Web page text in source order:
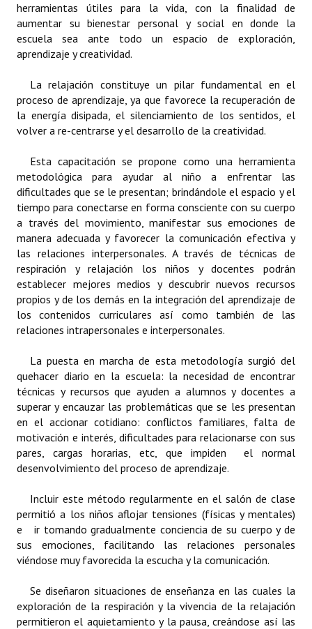
Ejecución Presupuestaria
Actas de Audiencias Públicas
Comunicaciones
Declaraciones
Resoluciones
Resoluciones de Presidencia
INSTITUCIONAL
Antiguos Pobladores
Noticias Destacadas
Registros y Distinciones
Datos Históricos
Premio al Mérito - Registro
Audiencias Públicas - Registro
Mujeres que Dejaron Huellas - Registro
Periodistas Decanos - Registro
Ciudadano Ilustre - Registro
Banca del Vecino - Registro
Huéspedes de Honor - Registro
Antiguos Pobladores - Registro
Reconocimientos - Registro
Bariloche, Municipio intercultural
herramientas útiles para la vida, con la finalidad de
aumentar su bienestar personal y social en donde la
escuela sea ante todo un espacio de exploración,
aprendizaje y creatividad.
La relajación constituye un pilar fundamental en el
proceso de aprendizaje, ya que favorece la recuperación de
la energía disipada, el silenciamiento de los sentidos, el
volver a re-centrarse y el desarrollo de la creatividad.
Esta capacitación se propone como una herramienta
metodológica para ayudar al niño a enfrentar las
dificultades que se le presentan; brindándole el espacio y el
tiempo para conectarse en forma consciente con su cuerpo
a través del movimiento, manifestar sus emociones de
manera adecuada y favorecer la comunicación efectiva y
las relaciones interpersonales. A través de técnicas de
respiración y relajación los niños y docentes podrán
establecer mejores medios y descubrir nuevos recursos
propios y de los demás en la integración del aprendizaje de
los contenidos curriculares así como también de las
relaciones intrapersonales e interpersonales.
La puesta en marcha de esta metodología surgió del
quehacer diario en la escuela: la necesidad de encontrar
técnicas y recursos que ayuden a alumnos y docentes a
superar y encauzar las problemáticas que se les presentan
en el accionar cotidiano: conflictos familiares, falta de
motivación e interés, dificultades para relacionarse con sus
pares, cargas horarias, etc, que impiden el normal
desenvolvimiento del proceso de aprendizaje.
Incluir este método regularmente en el salón de clase
permitió a los niños aflojar tensiones (físicas y mentales)
e ir tomando gradualmente conciencia de su cuerpo y de
sus emociones, facilitando las relaciones personales
viéndose muy favorecida la escucha y la comunicación.
Se diseñaron situaciones de enseñanza en las cuales la
exploración de la respiración y la vivencia de la relajación
permitieron el aquietamiento y la pausa, creándose así las